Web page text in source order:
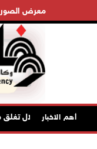
معرض الصور
أهم الاخبار
قوات الاحتلال تغلق